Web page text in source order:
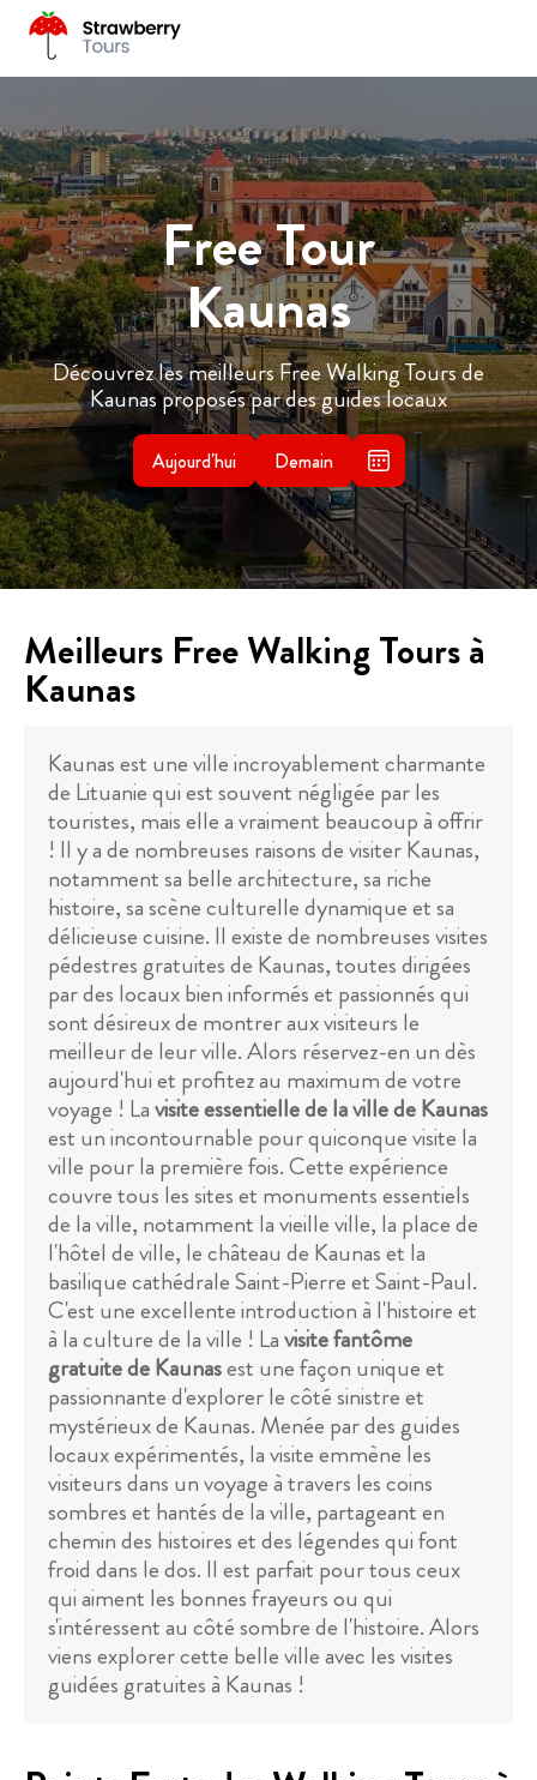
Free Tour
Kaunas
Découvrez les meilleurs Free Walking Tours de
Kaunas proposés par des guides locaux
Aujourd'hui Demain
Meilleurs Free Walking Tours à
Kaunas
Kaunas est une ville incroyablement charmante
de Lituanie qui est souvent négligée par les
touristes, mais elle a vraiment beaucoup à offrir
! Il y a de nombreuses raisons de visiter Kaunas,
notamment sa belle architecture, sa riche
histoire, sa scène culturelle dynamique et sa
délicieuse cuisine. Il existe de nombreuses visites
pédestres gratuites de Kaunas, toutes dirigées
par des locaux bien informés et passionnés qui
sont désireux de montrer aux visiteurs le
meilleur de leur ville. Alors réservez-en un dès
aujourd'hui et profitez au maximum de votre
voyage ! Lavisite essentielle de la ville de Kaunas
est un incontournable pour quiconque visite la
ville pour la première fois. Cette expérience
couvre tous les sites et monuments essentiels
de la ville, notamment la vieille ville, la place de
l'hôtel de ville, le château de Kaunas et la
basilique cathédrale Saint-Pierre et Saint-Paul.
C'est une excellente introduction à l'histoire et
à la culture de la ville ! Lavisite fantôme
gratuite de Kaunasest une façon unique et
passionnante d'explorer le côté sinistre et
mystérieux de Kaunas. Menée par des guides
locaux expérimentés, la visite emmène les
visiteurs dans un voyage à travers les coins
sombres et hantés de la ville, partageant en
chemin des histoires et des légendes qui font
froid dans le dos. Il est parfait pour tous ceux
qui aiment les bonnes frayeurs ou qui
s'intéressent au côté sombre de l'histoire. Alors
viens explorer cette belle ville avec les visites
guidées gratuites à Kaunas !